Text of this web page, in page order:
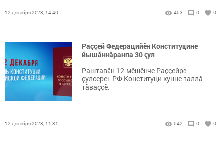
12 декабря 2023, 14:40 453 0 0
Раççей Федерацийӗн Конституцине
йышӑннӑранпа 30 çул
Раштавӑн 12-мӗшӗнче Раççейре
çулсерен РФ Конституци кунне паллӑ
тӑваççӗ.
12 декабря 2023, 11:31 542 0 0